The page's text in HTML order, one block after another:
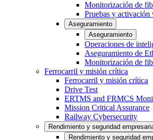
Monitorización de
Pruebas y activación
Aseguramiento
Aseguramiento
Operaciones de
Aseguramiento de
Monitorización de
Ferrocarril y misión crítica
Ferrocarril y misión crítica
Drive Test
ERTMS and FRMCS
Mission Critical Assurance
Railway Cybersecurity
Rendimiento y seguridad
Rendimiento y seguridad